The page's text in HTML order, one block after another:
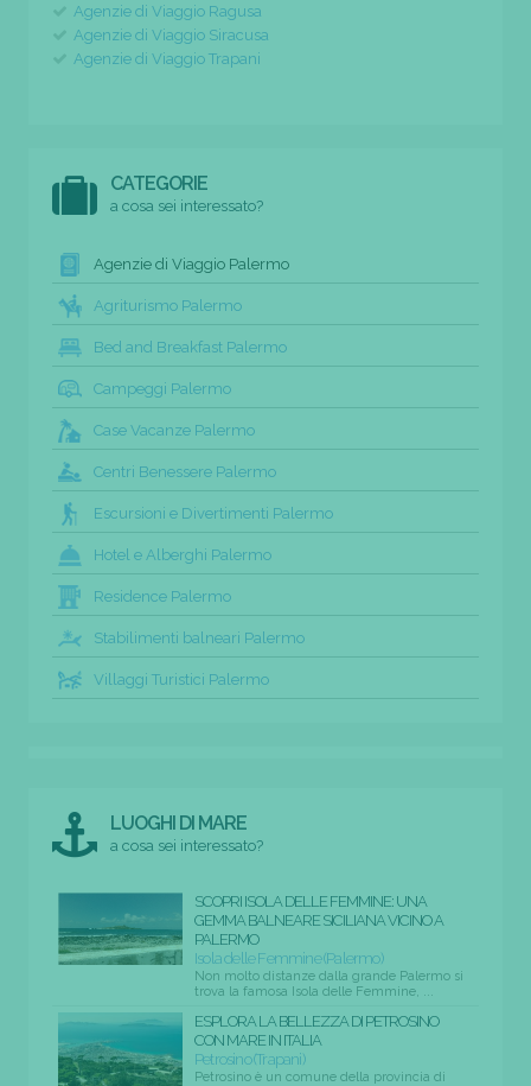
Agenzie di Viaggio Ragusa
Agenzie di Viaggio Siracusa
Agenzie di Viaggio Trapani
CATEGORIE
a cosa sei interessato?
Agenzie di Viaggio Palermo
Agriturismo Palermo
Bed and Breakfast Palermo
Campeggi Palermo
Case Vacanze Palermo
Centri Benessere Palermo
Escursioni e Divertimenti Palermo
Hotel e Alberghi Palermo
Residence Palermo
Stabilimenti balneari Palermo
Villaggi Turistici Palermo
LUOGHI DI MARE
a cosa sei interessato?
SCOPRI ISOLA DELLE FEMMINE: UNA
GEMMA BALNEARE SICILIANA VICINO A
PALERMO
Isola delle Femmine (Palermo)
Non molto distanze dalla grande Palermo si
trova la famosa Isola delle Femmine, ...
ESPLORA LA BELLEZZA DI PETROSINO
CON MARE IN ITALIA
Petrosino (Trapani)
Petrosino è un comune della provincia di